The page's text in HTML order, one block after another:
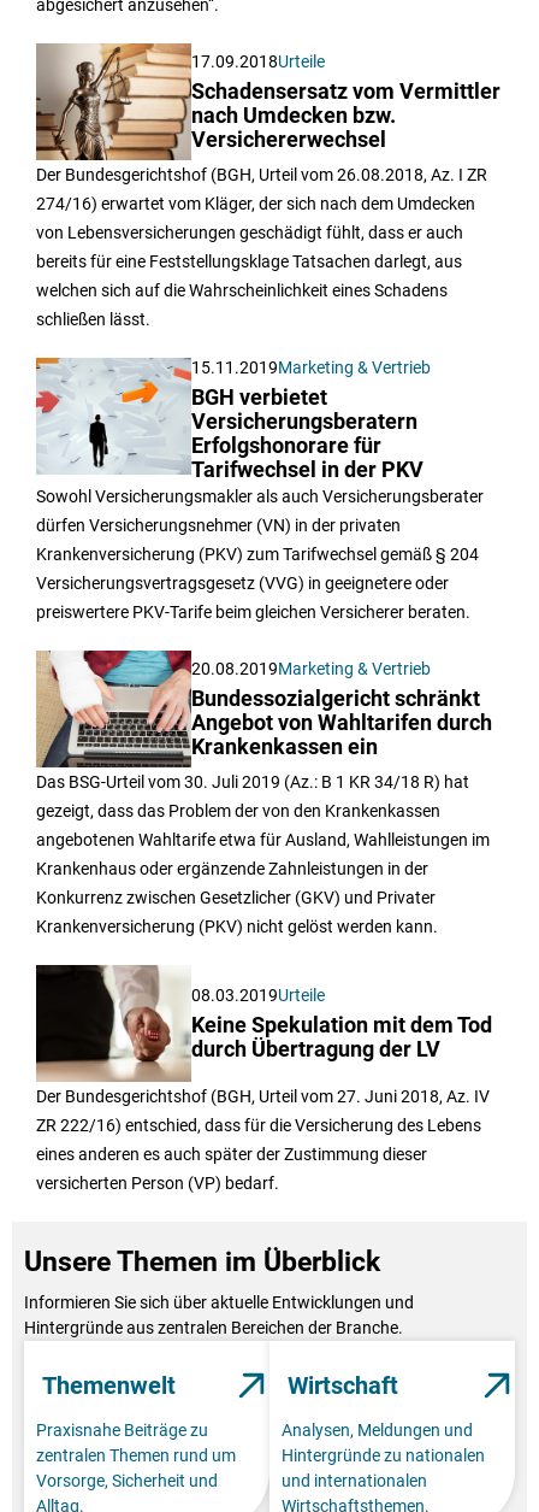
abgesichert anzusehen“.
17.09.2018Urteile
Schadensersatz vom Vermittler
nach Umdecken bzw.
Versichererwechsel
Der Bundesgerichtshof (BGH, Urteil vom 26.08.2018, Az. I ZR
274/16) erwartet vom Kläger, der sich nach dem Umdecken
von Lebensversicherungen geschädigt fühlt, dass er auch
bereits für eine Feststellungsklage Tatsachen darlegt, aus
welchen sich auf die Wahrscheinlichkeit eines Schadens
schließen lässt.
15.11.2019Marketing & Vertrieb
BGH verbietet
Versicherungsberatern
Erfolgshonorare für
Tarifwechsel in der PKV
Sowohl Versicherungsmakler als auch Versicherungsberater
dürfen Versicherungsnehmer (VN) in der privaten
Krankenversicherung (PKV) zum Tarifwechsel gemäß § 204
Versicherungsvertragsgesetz (VVG) in geeignetere oder
preiswertere PKV-Tarife beim gleichen Versicherer beraten.
20.08.2019Marketing & Vertrieb
Bundessozialgericht schränkt
Angebot von Wahltarifen durch
Krankenkassen ein
Das BSG-Urteil vom 30. Juli 2019 (Az.: B 1 KR 34/18 R) hat
gezeigt, dass das Problem der von den Krankenkassen
angebotenen Wahltarife etwa für Ausland, Wahlleistungen im
Krankenhaus oder ergänzende Zahnleistungen in der
Konkurrenz zwischen Gesetzlicher (GKV) und Privater
Krankenversicherung (PKV) nicht gelöst werden kann.
08.03.2019Urteile
Keine Spekulation mit dem Tod
durch Übertragung der LV
Der Bundesgerichtshof (BGH, Urteil vom 27. Juni 2018, Az. IV
ZR 222/16) entschied, dass für die Versicherung des Lebens
eines anderen es auch später der Zustimmung dieser
versicherten Person (VP) bedarf.
Unsere Themen im Überblick
Informieren Sie sich über aktuelle Entwicklungen und
Hintergründe aus zentralen Bereichen der Branche.
Themenwelt
Praxisnahe Beiträge zu
zentralen Themen rund um
Vorsorge, Sicherheit und
Alltag.
Wirtschaft
Analysen, Meldungen und
Hintergründe zu nationalen
und internationalen
Wirtschaftsthemen.